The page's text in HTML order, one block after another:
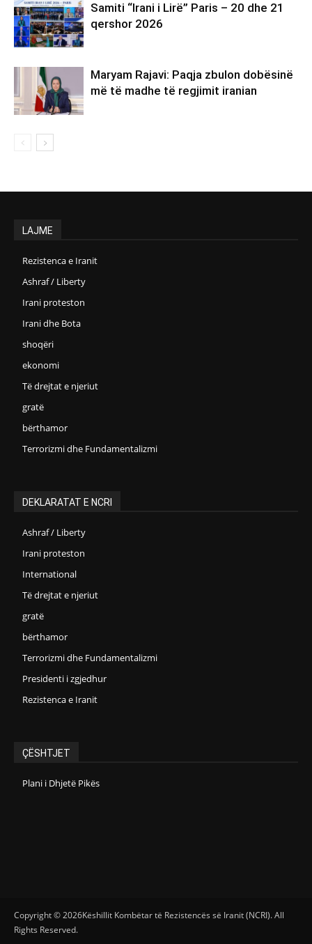
Samiti “Irani i Lirë” Paris – 20 dhe 21
qershor 2026
Maryam Rajavi: Paqja zbulon dobësinë
më të madhe të regjimit iranian
LAJME
Rezistenca e Iranit
Ashraf / Liberty
Irani proteston
Irani dhe Bota
shoqëri
ekonomi
Të drejtat e njeriut
gratë
bërthamor
Terrorizmi dhe Fundamentalizmi
DEKLARATAT E NCRI
Ashraf / Liberty
Irani proteston
International
Të drejtat e njeriut
gratë
bërthamor
Terrorizmi dhe Fundamentalizmi
Presidenti i zgjedhur
Rezistenca e Iranit
ÇËSHTJET
Plani i Dhjetë Pikës
Copyright © 2026Këshillit Kombëtar të Rezistencës së Iranit (NCRI). All
Rights Reserved.